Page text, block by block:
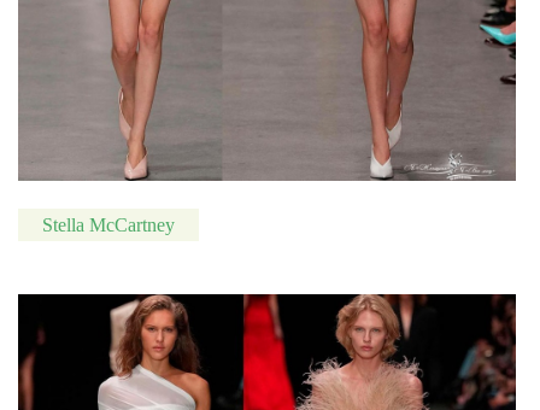
Stella McCartney